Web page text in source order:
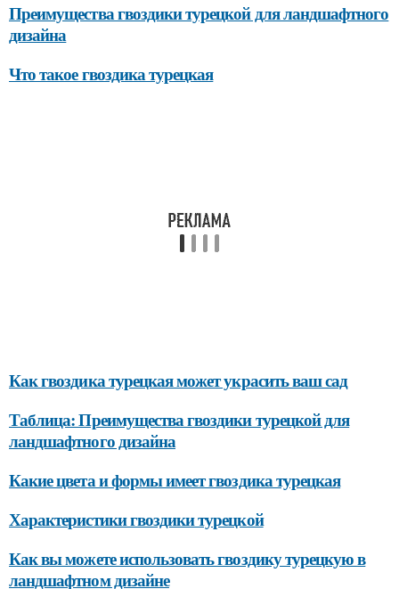
Преимущества гвоздики турецкой для ландшафтного
дизайна
Что такое гвоздика турецкая
Как гвоздика турецкая может украсить ваш сад
Таблица: Преимущества гвоздики турецкой для
ландшафтного дизайна
Какие цвета и формы имеет гвоздика турецкая
Характеристики гвоздики турецкой
Как вы можете использовать гвоздику турецкую в
ландшафтном дизайне